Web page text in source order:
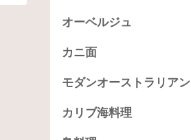
オーベルジュ
カニ面
モダンオーストラリアン
カリブ海料理